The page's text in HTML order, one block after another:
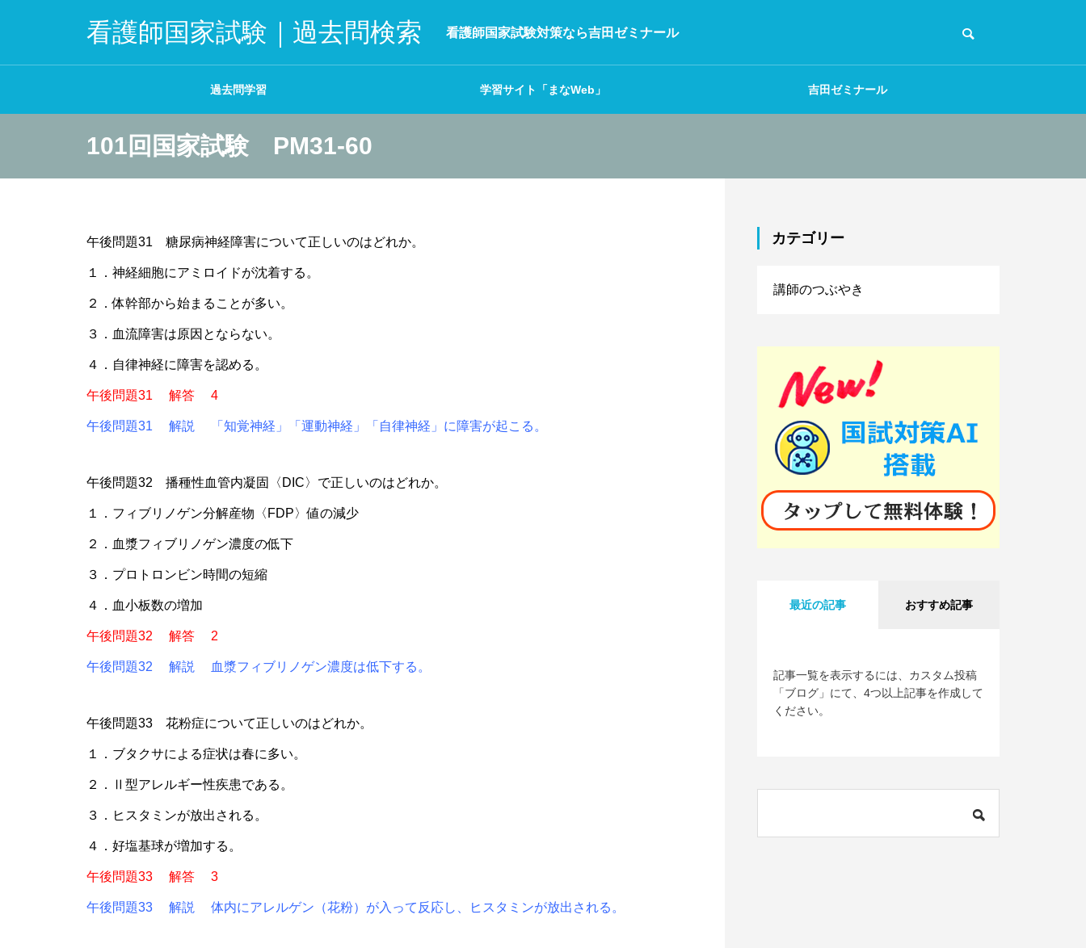
看護師国家試験｜過去問検索 看護師国家試験対策なら吉田ゼミナール
過去問学習 学習サイト「まなWeb」 吉田ゼミナール
101回国家試験 PM31-60
午後問題31 糖尿病神経障害について正しいのはどれか。
１．神経細胞にアミロイドが沈着する。
２．体幹部から始まることが多い。
３．血流障害は原因とならない。
４．自律神経に障害を認める。
午後問題31 解答 4
午後問題31 解説 「知覚神経」「運動神経」「自律神経」に障害が起こる。
午後問題32 播種性血管内凝固〈DIC〉で正しいのはどれか。
１．フィブリノゲン分解産物〈FDP〉値の減少
２．血漿フィブリノゲン濃度の低下
３．プロトロンビン時間の短縮
４．血小板数の増加
午後問題32 解答 2
午後問題32 解説 血漿フィブリノゲン濃度は低下する。
午後問題33 花粉症について正しいのはどれか。
１．ブタクサによる症状は春に多い。
２．Ⅱ型アレルギー性疾患である。
３．ヒスタミンが放出される。
４．好塩基球が増加する。
午後問題33 解答 3
午後問題33 解説 体内にアレルゲン（花粉）が入って反応し、ヒスタミンが放出される。
カテゴリー
講師のつぶやき
最近の記事 おすすめ記事
記事一覧を表示するには、カスタム投稿
「ブログ」にて、4つ以上記事を作成して
ください。